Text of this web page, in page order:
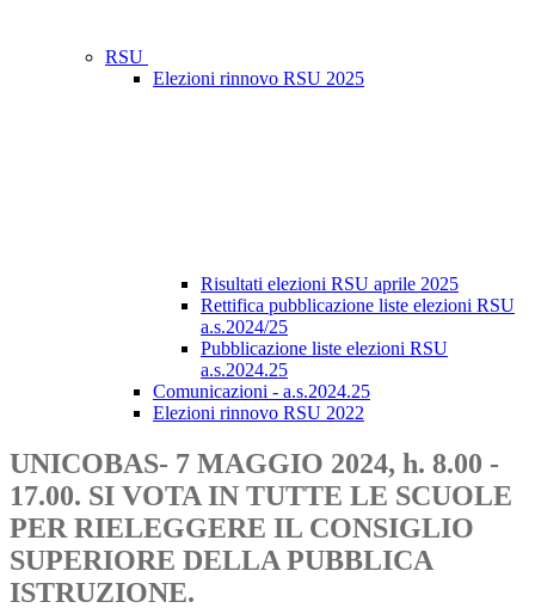
RSU
Elezioni rinnovo RSU 2025
Risultati elezioni RSU aprile 2025
Rettifica pubblicazione liste elezioni RSU
a.s.2024/25
Pubblicazione liste elezioni RSU
a.s.2024.25
Comunicazioni - a.s.2024.25
Elezioni rinnovo RSU 2022
UNICOBAS- 7 MAGGIO 2024, h. 8.00 -
17.00. SI VOTA IN TUTTE LE SCUOLE
PER RIELEGGERE IL CONSIGLIO
SUPERIORE DELLA PUBBLICA
ISTRUZIONE.